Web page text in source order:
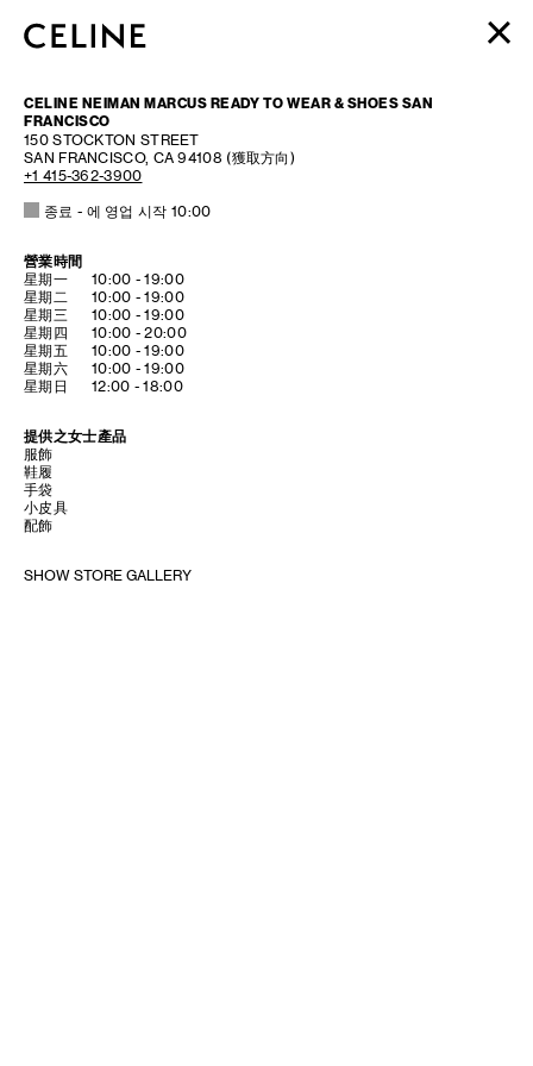
男裝
高訂香水系列
BEAUTÉ
CELINE NEIMAN MARCUS READY TO WEAR & SHOES SAN
FRANCISCO
150 STOCKTON STREET
SAN FRANCISCO, CA 94108 (獲取方向)
+1 415-362-3900
종료 - 에 영업 시작 10:00
營業時間
DAY OF THE WEEKHOURS
星期一 10:00 -19:00
星期二
10:00 -19:00
星期三
10:00 -19:00
星期四
10:00 -20:00
星期五
10:00 -19:00
星期六
10:00 -19:00
星期日
12:00 -18:00
提供之女士產品
服飾
鞋履
手袋
小皮具
配飾
SHOW STORE GALLERY